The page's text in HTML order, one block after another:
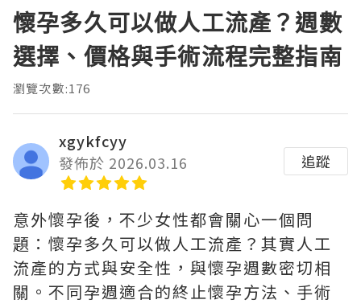
懷孕多久可以做人工流產？週數
選擇、價格與手術流程完整指南
瀏覽次數:176
xgykfcyy
發佈於 2026.03.16
追蹤
意外懷孕後，不少女性都會關心一個問
題：懷孕多久可以做人工流產？其實人工
流產的方式與安全性，與懷孕週數密切相
關。不同孕週適合的終止懷孕方法、手術